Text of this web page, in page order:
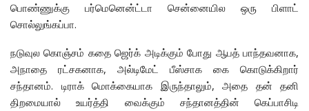
பொண்ணுக்கு பர்மெனென்ட்டா சென்னையில ஒரு பிளாட்
சொல்லுங்கப்பா.
நடுவுல கொஞ்சம் கதை ஜெர்க் அடிக்கும் போது ஆபத் பாந்தவனாக,
அநாதை ரட்சகனாக, அல்டிமேட் பீஸ்சாக கை கொடுக்கிறார்
சந்தானம். டிராக் மொக்கையாக இருந்தாலும், அதை தன் தனி
திறமையால் உயர்த்தி வைக்கும் சந்தானத்தின் கெப்பாசிடி